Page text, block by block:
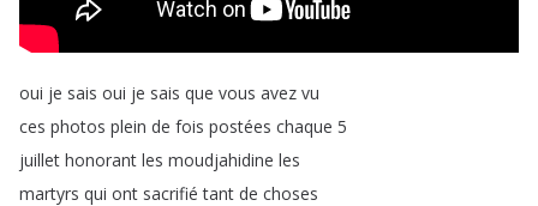
oui je sais oui je sais que vous avez vu
ces photos plein de fois postées chaque 5
juillet honorant les moudjahidine les
martyrs qui ont sacrifié tant de choses